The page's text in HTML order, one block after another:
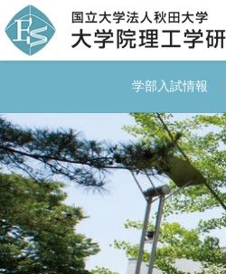
学部入試情報